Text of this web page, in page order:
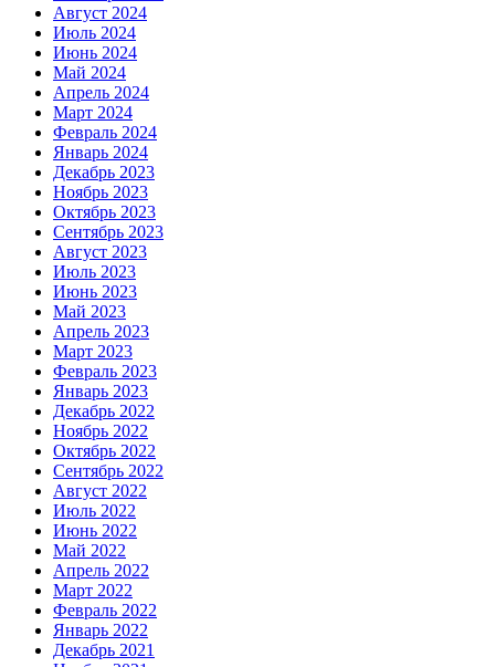
Август 2024
Июль 2024
Июнь 2024
Май 2024
Апрель 2024
Март 2024
Февраль 2024
Январь 2024
Декабрь 2023
Ноябрь 2023
Октябрь 2023
Сентябрь 2023
Август 2023
Июль 2023
Июнь 2023
Май 2023
Апрель 2023
Март 2023
Февраль 2023
Январь 2023
Декабрь 2022
Ноябрь 2022
Октябрь 2022
Сентябрь 2022
Август 2022
Июль 2022
Июнь 2022
Май 2022
Апрель 2022
Март 2022
Февраль 2022
Январь 2022
Декабрь 2021